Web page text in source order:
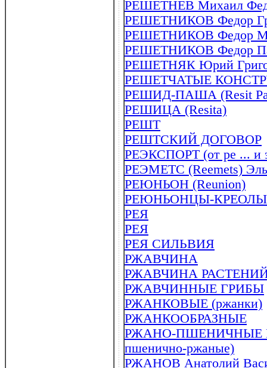
РЕШЕТНЕВ Михаил
РЕШЕТНИКОВ Федор
РЕШЕТНИКОВ Федор
РЕШЕТНИКОВ Федор
РЕШЕТНЯК Юрий
РЕШЕТЧАТЫЕ
РЕШИД-ПАША (Resit
РЕШИЦА (Resita)
РЕШТ
РЕШТСКИЙ ДОГОВОР
РЕЭКСПОРТ (от ре ... и
РЕЭМЕТС (Reemets)
РЕЮНЬОН (Reunion)
РЕЮНЬОНЦЫ-КРЕОЛЫ
РЕЯ
РЕЯ
РЕЯ СИЛЬВИЯ
РЖАВЧИНА
РЖАВЧИНА
РЖАВЧИННЫЕ ГРИБЫ
РЖАНКОВЫЕ (ржанки)
РЖАНКООБРАЗНЫЕ
РЖАНО-ПШЕНИЧНЫЕ
пшенично-ржаные)
РЖАНОВ Анатолий